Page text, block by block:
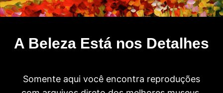
A Beleza Está nos Detalhes
Somente aqui você encontra reproduções